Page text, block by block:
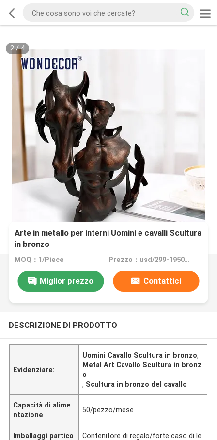
2/4
Arte in metallo per interni Uomini e cavalli Scultura
in bronzo
MOQ：1/Piece Prezzo：usd/299-19500/Piece
Miglior prezzo Contattici
DESCRIZIONE DI PRODOTTO
Evidenziare:
Uomini Cavallo Scultura in bronzo,
Metal Art Cavallo Scultura in bronz
o
, Scultura in bronzo del cavallo
Capacità di alime
ntazione
50/pezzo/mese
Imballaggi partico
Contenitore di regalo/forte caso di le